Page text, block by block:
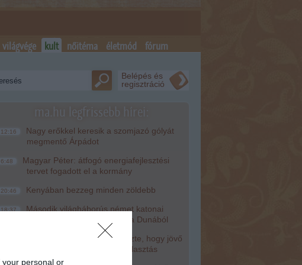
personal or
világvége kult nőitéma életmód fórum
Belépés és
regisztráció
ma.hu legfrissebb hírei:
12:16
Nagy erőkkel keresik a szomjazó gólyát
megmentő Árpádot
6:48
Magyar Péter: átfogó energiafejlesztési
tervet fogadott el a kormány
20:46 Kenyában bezzeg minden zöldebb
18:37
Második világháborús német katonai
motorkerékpár bukkant elő a Dunából
A Tisza-frakció kezdeményezte, hogy jövő
kedden legyen az államfőválasztás